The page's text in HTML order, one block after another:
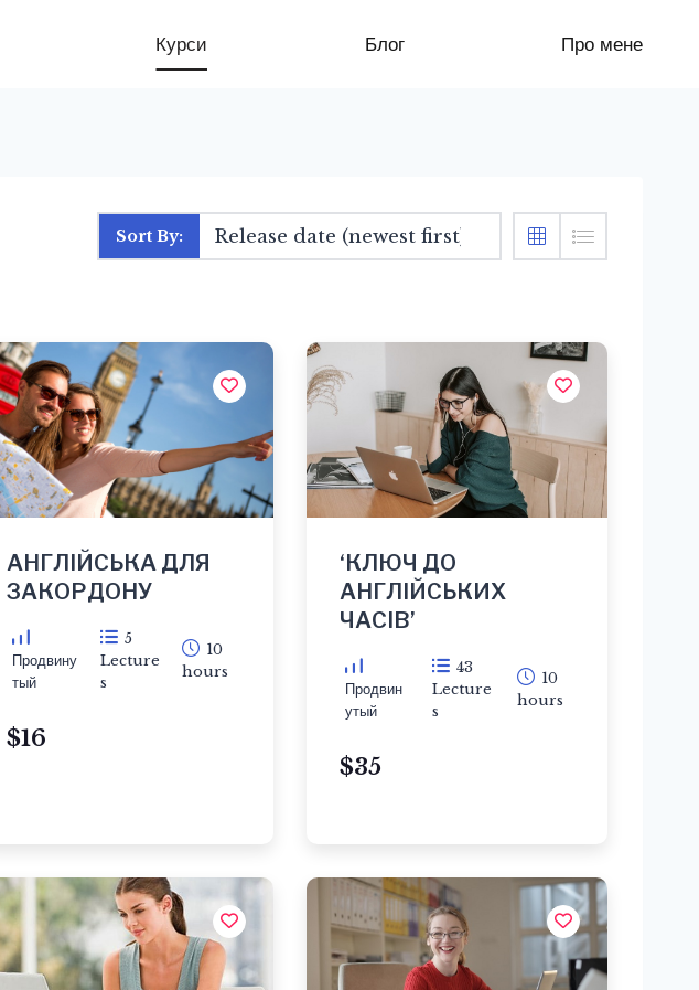
Курси Блог Про мене
Sort By:
АНГЛІЙСЬКА ДЛЯ
ЗАКОРДОНУ
Продвину
тый
5
Lecture
s
10
hours
$16
‘КЛЮЧ ДО
АНГЛІЙСЬКИХ
ЧАСІВ’
Продвин
утый
43
Lecture
s
10
hours
$35